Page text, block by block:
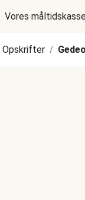
Vores
Opskrifter /